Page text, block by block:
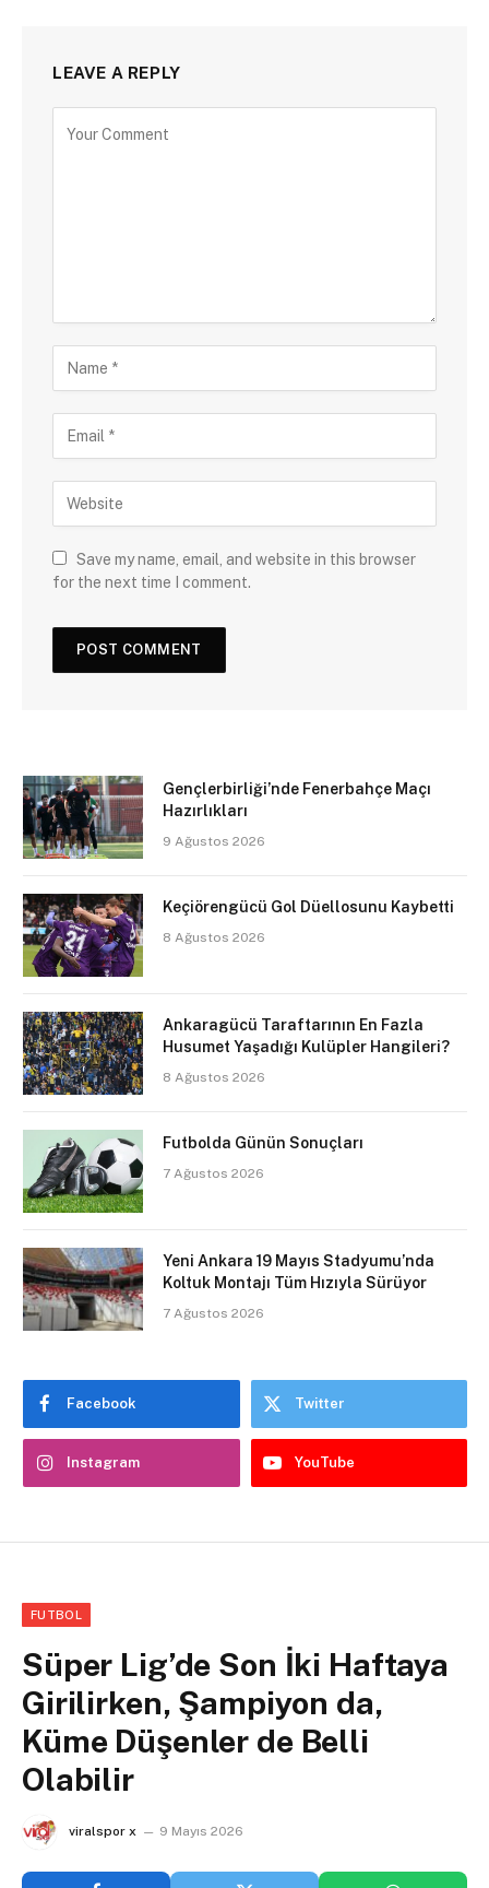
LEAVE A REPLY
Save my name, email, and website in this browser
for the next time I comment.
Gençlerbirliği’nde Fenerbahçe Maçı
Hazırlıkları
9 Ağustos 2026
Keçiörengücü Gol Düellosunu Kaybetti
8 Ağustos 2026
Ankaragücü Taraftarının En Fazla
Husumet Yaşadığı Kulüpler Hangileri?
8 Ağustos 2026
Futbolda Günün Sonuçları
7 Ağustos 2026
Yeni Ankara 19 Mayıs Stadyumu’nda
Koltuk Montajı Tüm Hızıyla Sürüyor
7 Ağustos 2026
Facebook Twitter
Instagram YouTube
FUTBOL
Süper Lig’de Son İki Haftaya
Girilirken, Şampiyon da,
Küme Düşenler de Belli
Olabilir
viralspor x 9 Mayıs 2026